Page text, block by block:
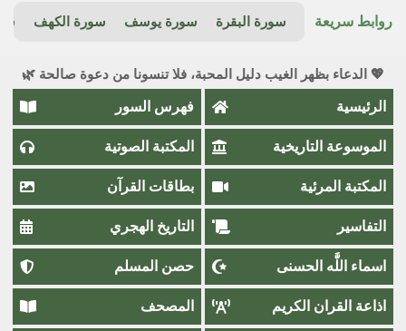
روابط سريعة سورة البقرة سورة يوسف سورة الكهف
💖 الدعاء بظهر الغيب دليل المحبة، فلا تنسونا من دعوة صالحة 🌿
الرئيسية فهرس السور
الموسوعة التاريخية المكتبة الصوتية
المكتبة المرئية بطاقات القرآن
التفاسير التاريخ الهجري
اسماء اللَّٰه الحسنى حصن المسلم
اذاعة القران الكريم المصحف